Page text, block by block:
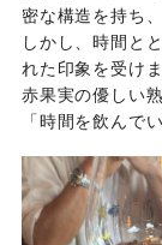
密な構造を持ち
しかし、時間と
れた印象を受けま
赤果実の優しい
「時間を飲んで